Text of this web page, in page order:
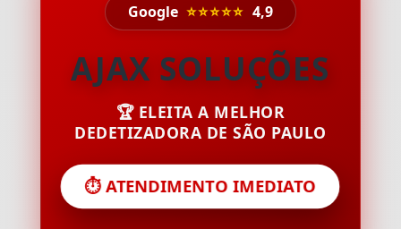
Google ⭐⭐⭐⭐⭐ 4,9
AJAX SOLUÇÕES
🏆 ELEITA A MELHOR
DEDETIZADORA DE SÃO PAULO
⏱️ ATENDIMENTO IMEDIATO